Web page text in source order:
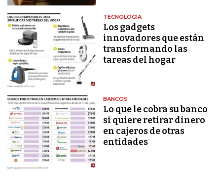
TECNOLOGÍA
Los gadgets
innovadores que están
transformando las
tareas del hogar
BANCOS
Lo que le cobra su banco
si quiere retirar dinero
en cajeros de otras
entidades